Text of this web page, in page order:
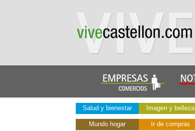
Salud y bienestar Imagen y belleza
Mundo hogar Ir de compras